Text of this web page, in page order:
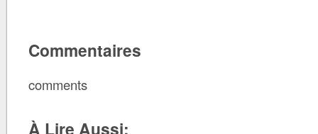
Commentaires
comments
À Lire Aussi: